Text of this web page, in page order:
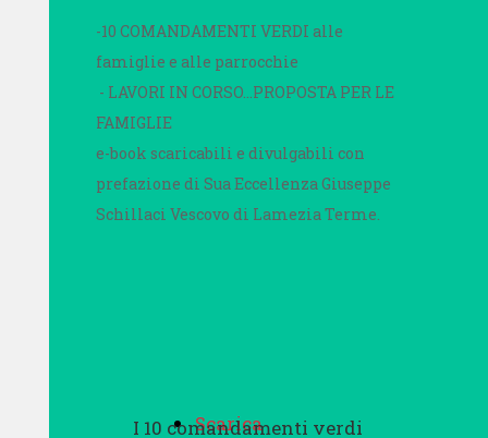
-10 COMANDAMENTI VERDI alle
famiglie e alle parrocchie
- LAVORI IN CORSO...PROPOSTA PER LE
FAMIGLIE
e-book scaricabili e divulgabili con
prefazione di Sua Eccellenza Giuseppe
Schillaci Vescovo di Lamezia Terme.
Scarica
I 10 comandamenti verdi